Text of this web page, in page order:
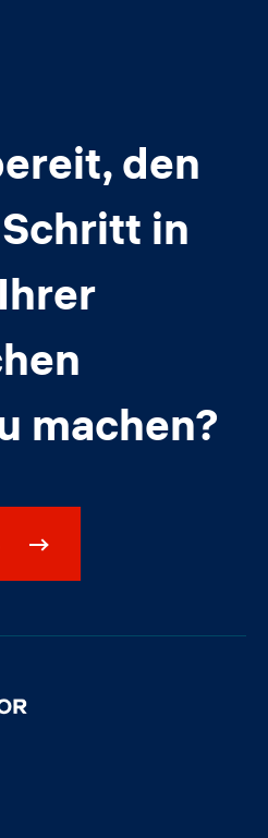
den
in
machen?